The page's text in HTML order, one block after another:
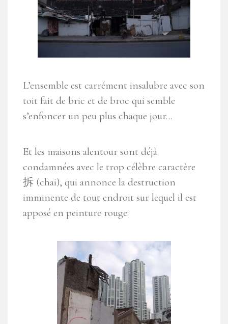
L’ensemble est carrément insalubre avec son
toit fait de bric et de broc qui semble
s’enfoncer un peu plus chaque jour…
Et les maisons alentour sont déjà
condamnées avec le trop célèbre caractère
拆 (chai), qui annonce la destruction
imminente de tout endroit sur lequel il est
apposé en peinture rouge: